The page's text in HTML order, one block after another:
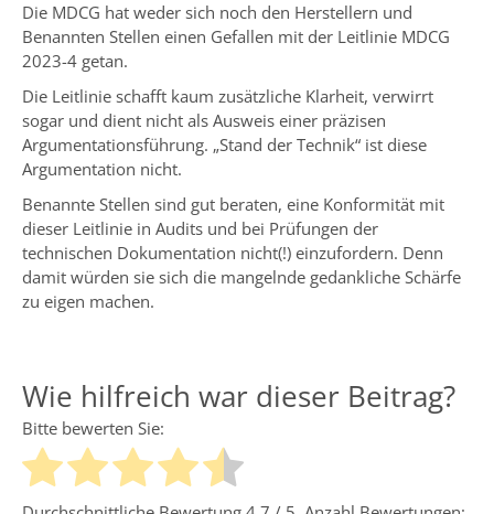
Die MDCG hat weder sich noch den Herstellern und
Benannten Stellen einen Gefallen mit der Leitlinie MDCG
2023-4 getan.
Die Leitlinie schafft kaum zusätzliche Klarheit, verwirrt
sogar und dient nicht als Ausweis einer präzisen
Argumentationsführung. „Stand der Technik“ ist diese
Argumentation nicht.
Benannte Stellen sind gut beraten, eine Konformität mit
dieser Leitlinie in Audits und bei Prüfungen der
technischen Dokumentation nicht(!) einzufordern. Denn
damit würden sie sich die mangelnde gedankliche Schärfe
zu eigen machen.
Wie hilfreich war dieser Beitrag?
Bitte bewerten Sie: